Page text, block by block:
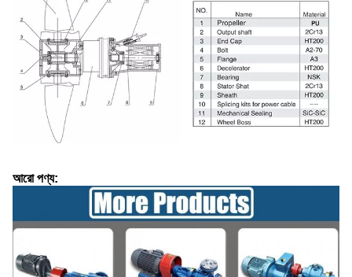
আরো পণ্য: